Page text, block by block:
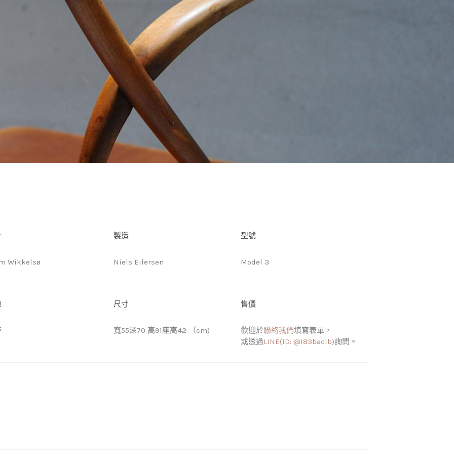
Wikkelsø
製造
Niels Eilersen
型號
Model 3
尺寸
寬55深70 高91座高42 （cm)
售價
歡迎於聯絡我們填寫表單，
或透過LINE(ID: @183baclb)詢問。